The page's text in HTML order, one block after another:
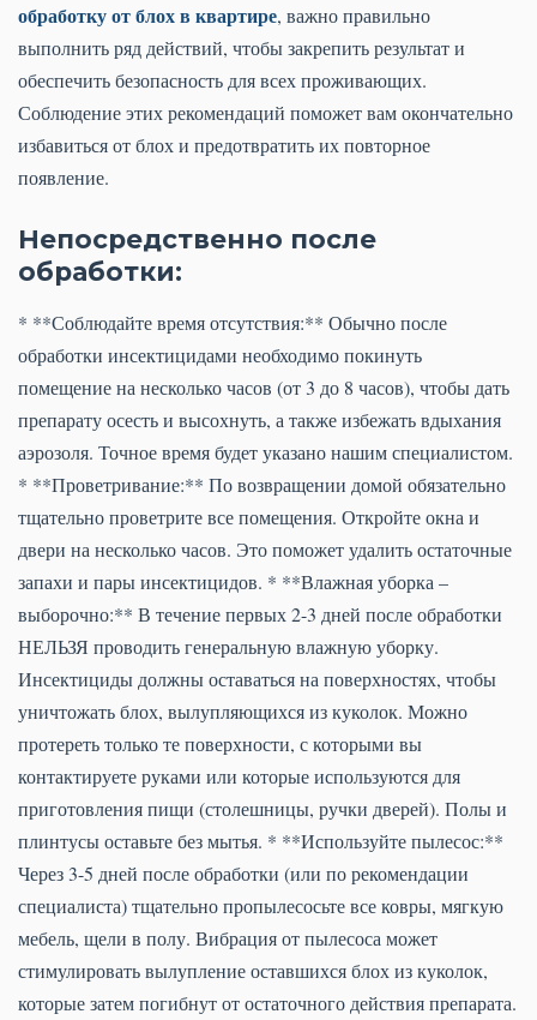
обработку от блох в квартире, важно правильно
выполнить ряд действий, чтобы закрепить результат и
обеспечить безопасность для всех проживающих.
Соблюдение этих рекомендаций поможет вам окончательно
избавиться от блох и предотвратить их повторное
появление.
Непосредственно после
обработки:
* **Соблюдайте время отсутствия:** Обычно после
обработки инсектицидами необходимо покинуть
помещение на несколько часов (от 3 до 8 часов), чтобы дать
препарату осесть и высохнуть, а также избежать вдыхания
аэрозоля. Точное время будет указано нашим специалистом.
* **Проветривание:** По возвращении домой обязательно
тщательно проветрите все помещения. Откройте окна и
двери на несколько часов. Это поможет удалить остаточные
запахи и пары инсектицидов. * **Влажная уборка –
выборочно:** В течение первых 2-3 дней после обработки
НЕЛЬЗЯ проводить генеральную влажную уборку.
Инсектициды должны оставаться на поверхностях, чтобы
уничтожать блох, вылупляющихся из куколок. Можно
протереть только те поверхности, с которыми вы
контактируете руками или которые используются для
приготовления пищи (столешницы, ручки дверей). Полы и
плинтусы оставьте без мытья. * **Используйте пылесос:**
Через 3-5 дней после обработки (или по рекомендации
специалиста) тщательно пропылесосьте все ковры, мягкую
мебель, щели в полу. Вибрация от пылесоса может
стимулировать вылупление оставшихся блох из куколок,
которые затем погибнут от остаточного действия препарата.